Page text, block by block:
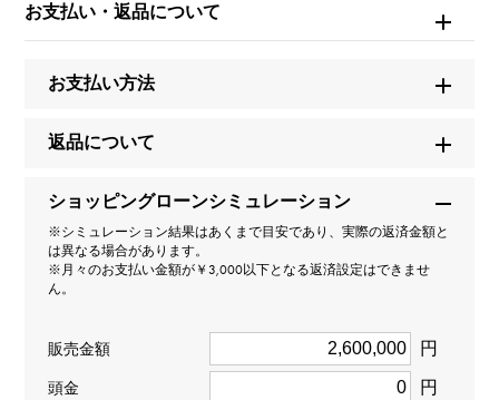
商品名
ミッドナイト
MIDABD42WW001
お支払い・返品について
お支払い方法
返品について
ショッピングローンシミュレーション
※シミュレーション結果はあくまで目安であり、実際の返済金額と
は異なる場合があります。
※月々のお支払い金額が￥3,000以下となる返済設定はできませ
ん。
販売金額 円
頭金 円